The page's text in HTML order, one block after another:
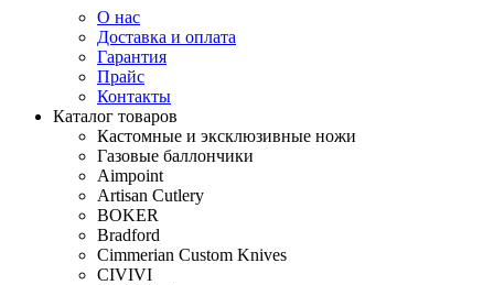
О нас
Доставка и оплата
Гарантия
Прайс
Контакты
Каталог товаров
Кастомные и эксклюзивные ножи
Газовые баллончики
Aimpoint
Artisan Cutlery
BOKER
Bradford
Cimmerian Custom Knives
CIVIVI